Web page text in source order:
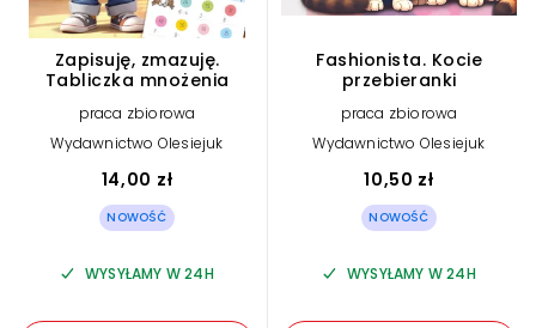
Zapisuję, zmazuję.
Tabliczka mnożenia
praca zbiorowa
Wydawnictwo Olesiejuk
14,00 zł
NOWOŚĆ
WYSYŁAMY W 24H
Fashionista. Kocie
przebieranki
praca zbiorowa
Wydawnictwo Olesiejuk
10,50 zł
NOWOŚĆ
WYSYŁAMY W 24H